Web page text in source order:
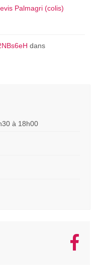
Palmagri (colis)
dans
à 18h00